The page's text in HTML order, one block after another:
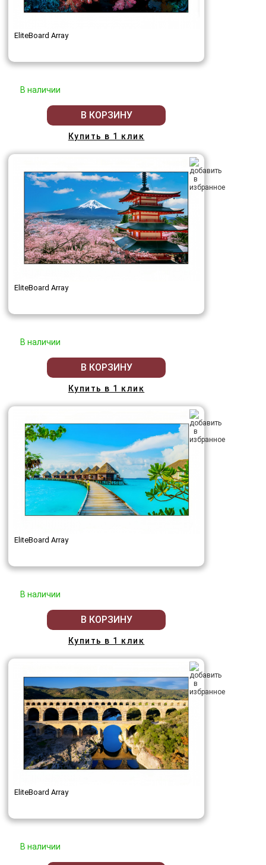
EliteBoard Array
В наличии
В КОРЗИНУ
Купить в 1 клик
EliteBoard Array
В наличии
В КОРЗИНУ
Купить в 1 клик
EliteBoard Array
В наличии
В КОРЗИНУ
Купить в 1 клик
EliteBoard Array
В наличии